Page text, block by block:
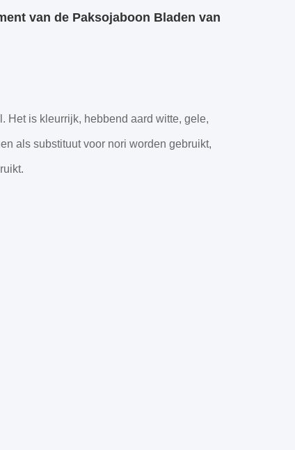
van de Paksojaboon Bladen van
Het is kleurrijk, hebbend aard witte, gele,
als substituut voor nori worden gebruikt,